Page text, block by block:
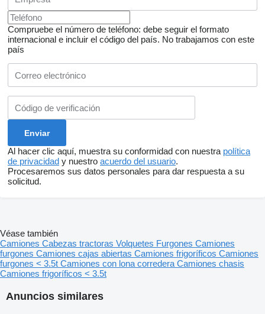
Compruebe el número de teléfono: debe seguir el formato
internacional e incluir el código del país. No trabajamos con este
país
Al hacer clic aquí, muestra su conformidad con nuestra política
de privacidad y nuestro acuerdo del usuario.
Procesaremos sus datos personales para dar respuesta a su
solicitud.
Anuncios similares
Véase también
Camiones Cabezas tractoras Volquetes Furgones Camiones
furgones Camiones cajas abiertas Camiones frigoríficos Camiones
furgones < 3.5t Camiones con lona corredera Camiones chasis
Camiones frigoríficos < 3.5t